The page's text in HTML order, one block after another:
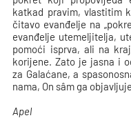
katkad pravim, vlastitim
čitavo evanđelje na
evanđelje utemeljitelja,
pomoći isprva, ali na
korijene. Zato je jasna i
za Galaćane, a
nama, On sâm ga
Apel